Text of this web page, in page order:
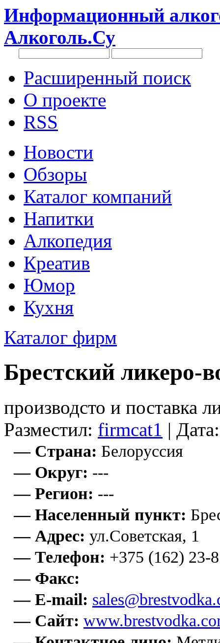
Информационный
Алкоголь.Су
Расширенный поиск
О проекте
RSS
Новости
Обзоры
Каталог компаний
Напитки
Алкопедия
Креатив
Юмор
Кухня
Каталог фирм
Брестский ликеро-
производсто и поставка
Разместил: firmcat1 |
— Страна: Белоруссия
— Округ: ---
— Регион: ---
— Населенный пункт:
— Адрес: ул.Советская, 1
— Телефон: +375 (162) 23-
— Факс:
— E-mail:
— Сайт: